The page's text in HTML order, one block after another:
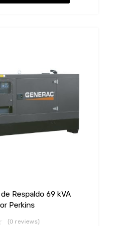
Respaldo 69 kVA
Perkins
(0 reviews)